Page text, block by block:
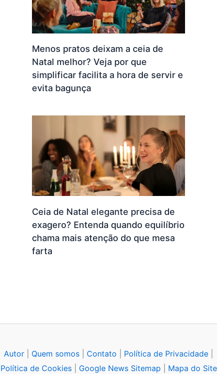
Menos pratos deixam a ceia de
Natal melhor? Veja por que
simplificar facilita a hora de servir e
evita bagunça
Ceia de Natal elegante precisa de
exagero? Entenda quando equilíbrio
chama mais atenção do que mesa
farta
Autor Quem somos Contato Política de Privacidade
Política de Cookies| Google News Sitemap Mapa do Site